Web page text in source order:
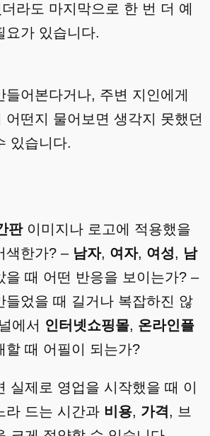
라도 마지막으로 한 번 더 예
요가 있습니다.
들어본다거나, 주변 지인에게
어떤지 물어보면 생각지 못했던
있습니다.
판이미지나 로고에 적용했을
색한가? – 남자, 여자, 여성, 남
을 때 어떤 반응을 보이는가? –
들었을 때 길거나 복잡하진 않
에서 인터넷쇼핑몰, 온라인플
할 때 어필이 되는가?
실제로 영업을 시작했을 때 이
라 드는 시간과 비용, 가격, 브